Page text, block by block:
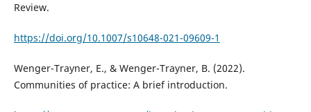
Review.
https://doi.org/10.1007/s10648-021-09609-1
Wenger-Trayner, E., & Wenger-Trayner, B. (2022).
Communities of practice: A brief introduction.